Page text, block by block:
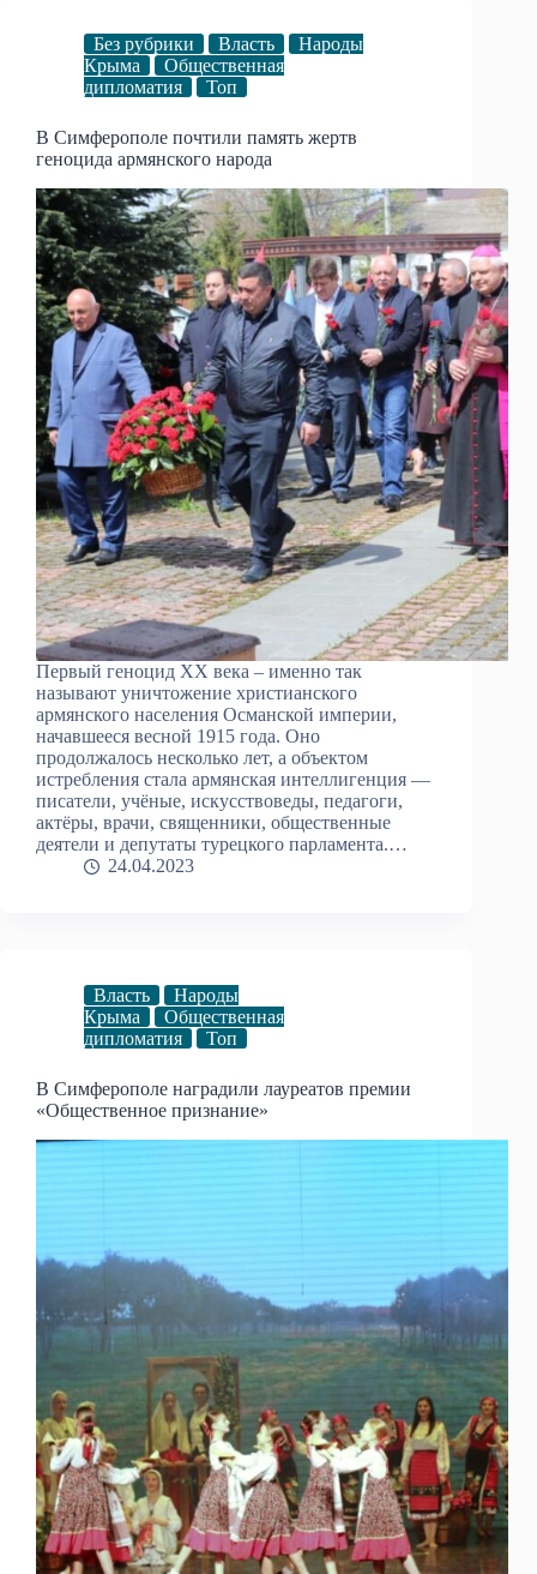
Без рубрики Власть
Народы
Крыма
Общественная
дипломатия
Топ
В Симферополе почтили память жертв
геноцида армянского народа
Первый геноцид XX века – именно так
называют уничтожение христианского
армянского населения Османской империи,
начавшееся весной 1915 года. Оно
продолжалось несколько лет, а объектом
истребления стала армянская интеллигенция —
писатели, учёные, искусствоведы, педагоги,
актёры, врачи, священники, общественные
деятели и депутаты турецкого парламента.…
24.04.2023
Власть
Народы
Крыма
Общественная
дипломатия
Топ
В Симферополе наградили лауреатов премии
«Общественное признание»